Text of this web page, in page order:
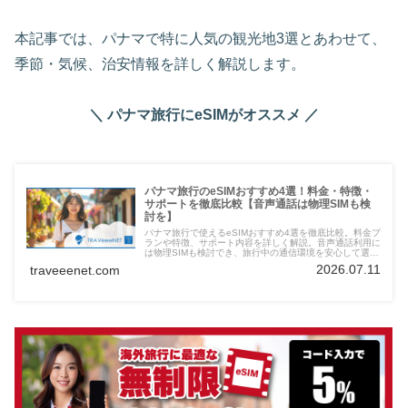
本記事では、パナマで特に人気の観光地3選とあわせて、
季節・気候、治安情報を詳しく解説します。
＼ パナマ旅行にeSIMがオススメ ／
パナマ旅行のeSIMおすすめ4選！料金・特徴・
サポートを徹底比較【音声通話は物理SIMも検
討を】
パナマ旅行で使えるeSIMおすすめ4選を徹底比較。料金プ
ランや特徴、サポート内容を詳しく解説。音声通話利用に
は物理SIMも検討でき、旅行中の通信環境を安心して選べ
traveeenet.com 2026.07.11